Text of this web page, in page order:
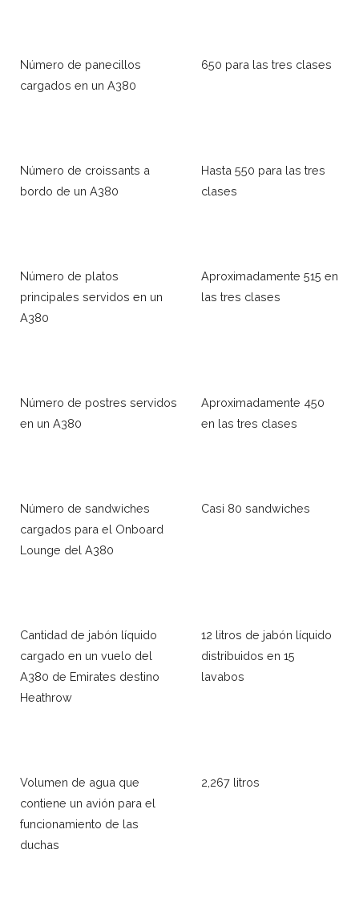
Número de panecillos
cargados en un A380
650 para las tres clases
Número de croissants a
bordo de un A380
Hasta 550 para las tres
clases
Número de platos
principales servidos en un
A380
Aproximadamente 515 en
las tres clases
Número de postres servidos
en un A380
Aproximadamente 450
en las tres clases
Número de sandwiches
cargados para el Onboard
Lounge del A380
Casi 80 sandwiches
Cantidad de jabón líquido
cargado en un vuelo del
A380 de Emirates destino
Heathrow
12 litros de jabón líquido
distribuidos en 15
lavabos
Volumen de agua que
contiene un avión para el
funcionamiento de las
duchas
2,267 litros